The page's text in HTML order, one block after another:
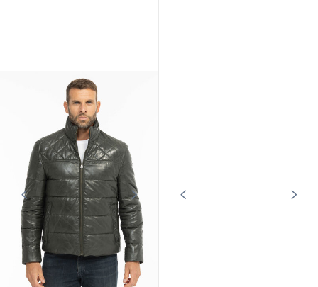
CUIRS GUIGNARD
Veste 3/4 cuir homme tabac
199,00 € 589,00 €
Cuirs Guignard
En stock
Promo